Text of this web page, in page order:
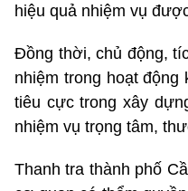
hiệu quả nhiệm vụ
Đồng thời, chủ động,
nhiệm trong hoạt động
tiêu cực trong xây
nhiệm vụ trọng tâm,
Thanh tra thành phố